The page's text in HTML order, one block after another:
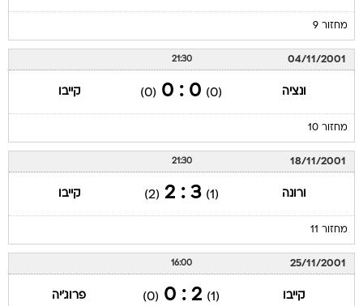
מחזור 9
04/11/2001
21:30
ונציה (0)
0 : 0
(0) קייבו
מחזור 10
18/11/2001
21:30
ורונה (1)
3 : 2
(2) קייבו
מחזור 11
25/11/2001
16:00
קייבו (1)
2 : 0
(0) פרוג'יה